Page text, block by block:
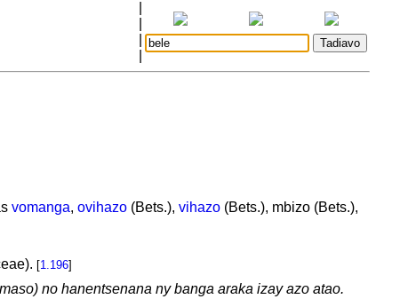
vomanga, ovihazo(Bets.), vihazo(Bets.), mbizo (Bets.),
[1.196]
no hanentsenana ny banga araka izay azo atao.